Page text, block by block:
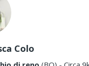
Colo